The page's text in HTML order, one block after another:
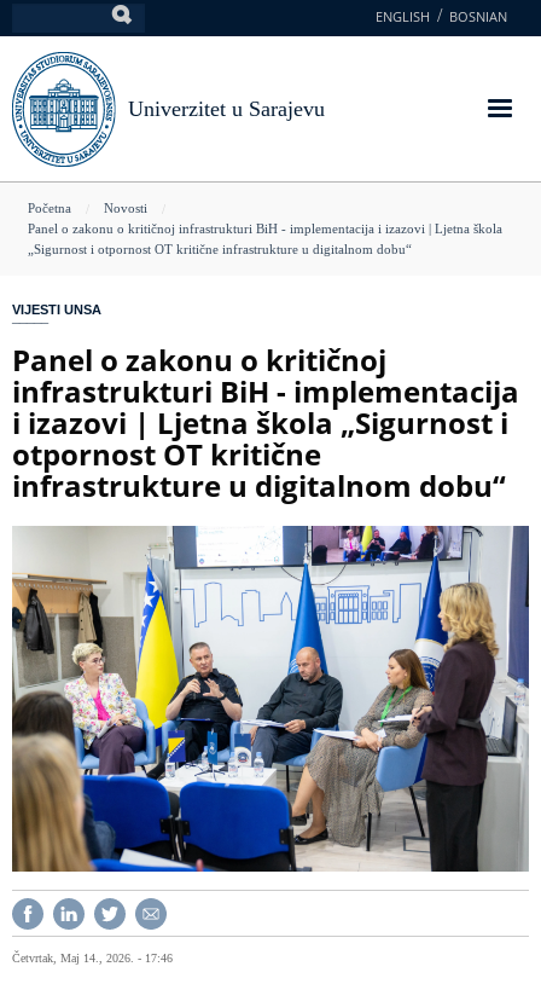
na
glavni
sadržaj
ENGLISH BOSNIAN
Univerzitet u Sarajevu
You
are
Početna
Novosti
Panel o zakonu o kritičnoj infrastrukturi BiH - implementacija i izazovi | Ljetna škola
„Sigurnost i otpornost OT kritične infrastrukture u digitalnom dobu“
VIJESTI UNSA
Panel o zakonu o kritičnoj
infrastrukturi BiH - implementacija
i izazovi | Ljetna škola „Sigurnost i
otpornost OT kritične
infrastrukture u digitalnom dobu“
Četvrtak, Maj 14., 2026. - 17:46